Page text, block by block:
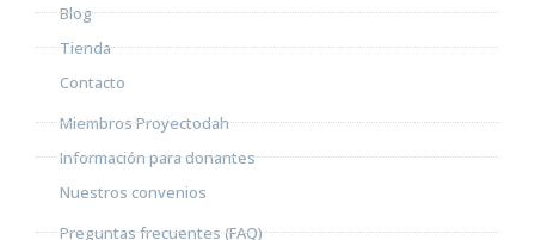
Blog
Tienda
Contacto
Miembros Proyectodah
Información para donantes
Nuestros convenios
Preguntas frecuentes (FAQ)